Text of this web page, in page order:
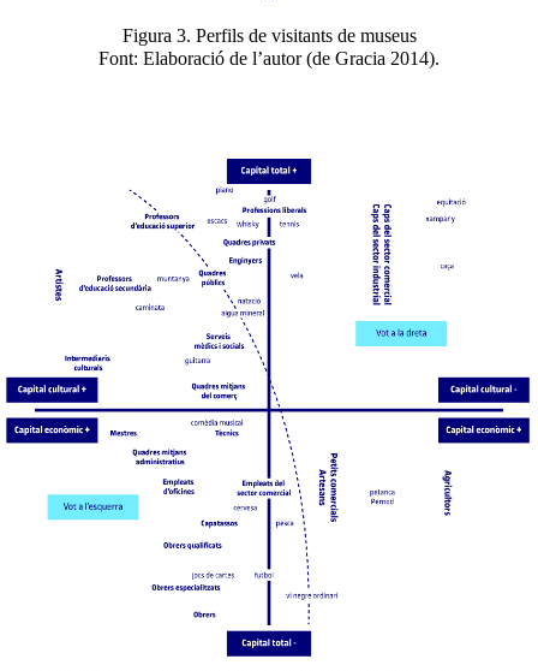
Figura 3. Perfils de visitants de museus
Font: Elaboració de l’autor (de Gracia 2014).